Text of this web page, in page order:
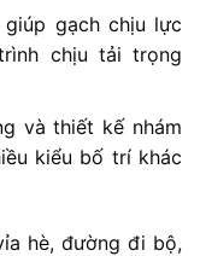
gạch chịu lực
chịu tải trọng
và thiết kế nhám
kiểu bố trí khác
hè, đường đi bộ,